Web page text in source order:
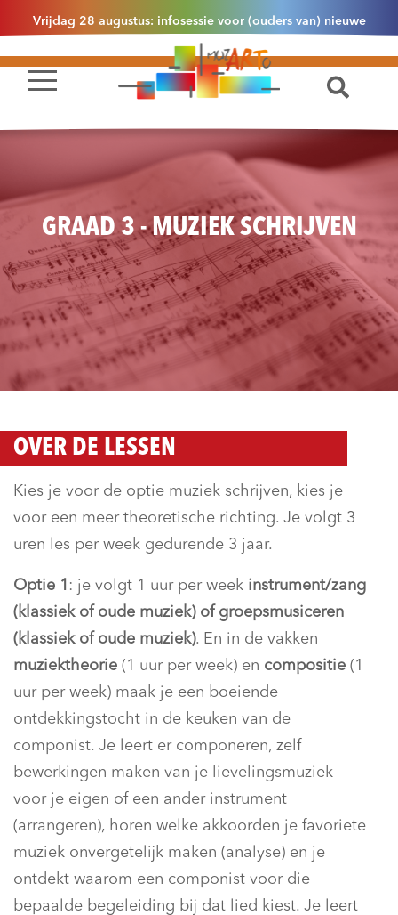
Vrijdag 28 augustus: infosessie voor (ouders van) nieuwe
leerlingen 2.1 om 13u30 in Essen
GRAAD 3 - MUZIEK SCHRIJVEN
OVER DE LESSEN
Kies je voor de optie muziek schrijven, kies je
voor een meer theoretische richting. Je volgt 3
uren les per week gedurende 3 jaar.
Optie 1 : je volgt 1 uur per week instrument/zang
(klassiek of oude muziek) of groepsmusiceren
(klassiek of oude muziek). En in de vakken
muziektheorie (1 uur per week) en compositie (1
uur per week) maak je een boeiende
ontdekkingstocht in de keuken van de
componist. Je leert er componeren, zelf
bewerkingen maken van je lievelingsmuziek
voor je eigen of een ander instrument
(arrangeren), horen welke akkoorden je favoriete
muziek onvergetelijk maken (analyse) en je
ontdekt waarom een componist voor die
bepaalde begeleiding bij dat lied kiest. Je leert